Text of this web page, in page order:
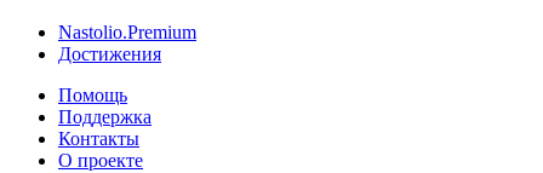
Nastolio.Premium
Достижения
Помощь
Поддержка
Контакты
О проекте